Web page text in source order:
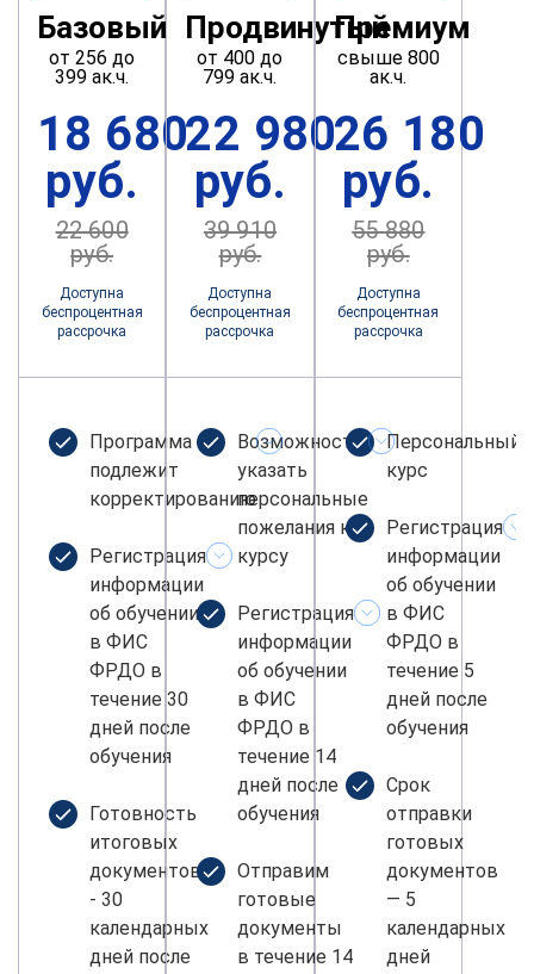
Базовый
от 256 до
399 ак.ч.
18 680
руб.
22 600
руб.
Доступна
беспроцентная
рассрочка
Программа не
подлежит
корректированию
Регистрация
информации
об обучении
в ФИС
ФРДО в
течение 30
дней после
обучения
Готовность
итоговых
документов
- 30
календарных
дней после
Продвинутый
от 400 до
799 ак.ч.
22 980
руб.
39 910
руб.
Доступна
беспроцентная
рассрочка
Возможность
указать
персональные
пожелания к
курсу
Регистрация
информации
об обучении
в ФИС
ФРДО в
течение 14
дней после
обучения
Отправим
готовые
документы
в течение 14
Премиум
свыше 800
ак.ч.
26 180
руб.
55 880
руб.
Доступна
беспроцентная
рассрочка
Персональный
курс
Регистрация
информации
об обучении
в ФИС
ФРДО в
течение 5
дней после
обучения
Срок
отправки
готовых
документов
— 5
календарных
дней